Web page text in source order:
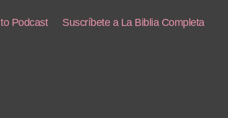
Podcast Suscríbete a La Biblia Completa